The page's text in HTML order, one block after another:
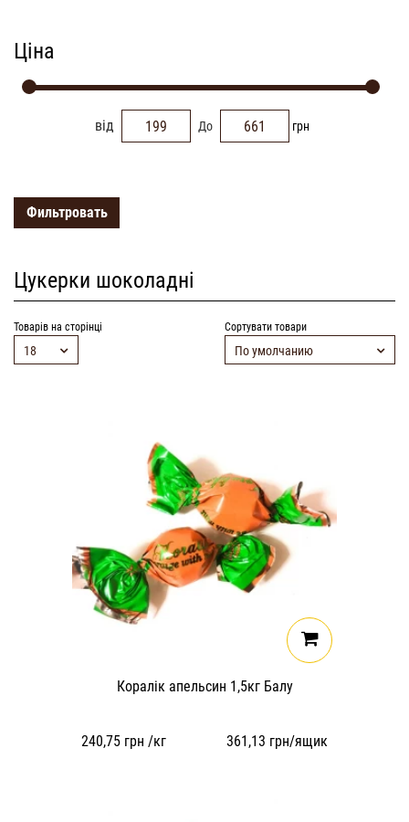
Ціна
від До грн
Фильтровать
Цукерки шоколадні
Товарів на сторінці
18
Сортувати товари
По умолчанию
Коралік апельсин 1,5кг Балу
240,75 грн /кг 361,13 грн/ящик